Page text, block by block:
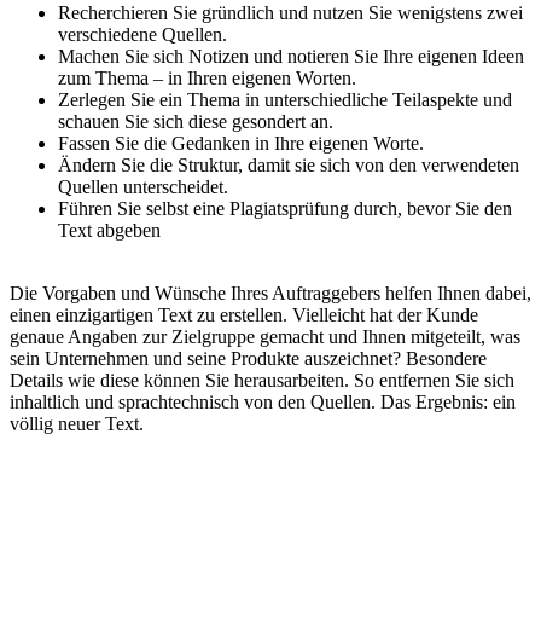
Recherchieren Sie gründlich und nutzen Sie wenigstens zwei
verschiedene Quellen.
Machen Sie sich Notizen und notieren Sie Ihre eigenen Ideen
zum Thema – in Ihren eigenen Worten.
Zerlegen Sie ein Thema in unterschiedliche Teilaspekte und
schauen Sie sich diese gesondert an.
Fassen Sie die Gedanken in Ihre eigenen Worte.
Ändern Sie die Struktur, damit sie sich von den verwendeten
Quellen unterscheidet.
Führen Sie selbst eine Plagiatsprüfung durch, bevor Sie den
Text abgeben
Die Vorgaben und Wünsche Ihres Auftraggebers helfen Ihnen dabei,
einen einzigartigen Text zu erstellen. Vielleicht hat der Kunde
genaue Angaben zur Zielgruppe gemacht und Ihnen mitgeteilt, was
sein Unternehmen und seine Produkte auszeichnet? Besondere
Details wie diese können Sie herausarbeiten. So entfernen Sie sich
inhaltlich und sprachtechnisch von den Quellen. Das Ergebnis: ein
völlig neuer Text.